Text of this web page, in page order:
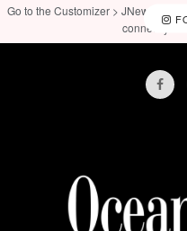
Go to the Customizer > JNews :
connect